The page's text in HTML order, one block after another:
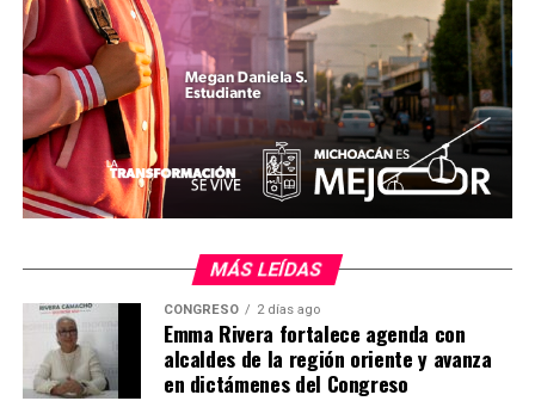
Comparte con:
Me gusta esto:
MÁS LEÍDAS
CONGRESO 2 días ago
Emma Rivera fortalece agenda con
alcaldes de la región oriente y avanza
en dictámenes del Congreso